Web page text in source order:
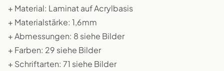
+ Material: Laminat auf Acrylbasis
+ Materialstärke: 1,6mm
+ Abmessungen: 8 siehe Bilder
+ Farben: 29 siehe Bilder
+ Schriftarten: 71 siehe Bilder